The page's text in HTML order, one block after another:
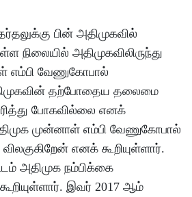
பின் அதிமுகவில்
நிலையில் அதிமுகவிலிருந்து
எம்பி வேணுகோபால்
தற்போதைய தலைமை
போகவில்லை எனக்
முன்னாள் எம்பி வேணுகோபால்
எனக் கூறியுள்ளார்.
அதிமுக நம்பிக்கை
இவர் 2017 ஆம்